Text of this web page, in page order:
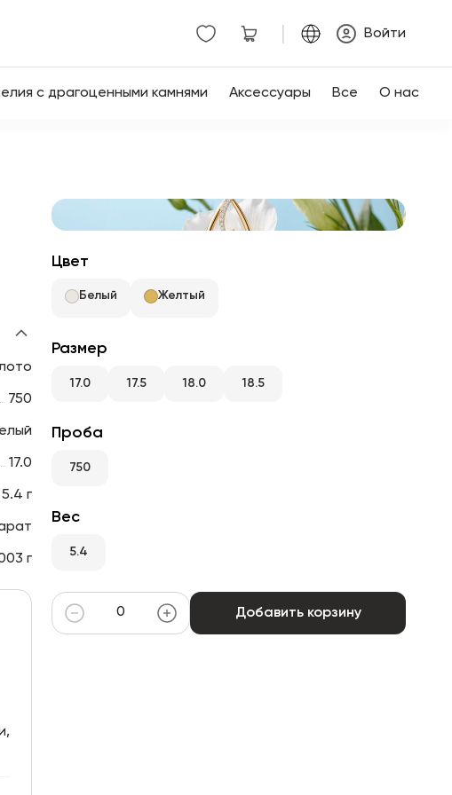
Войти
с драгоценными камнями Аксессуары Все О нас
750
17.0
5.4 г
г
Цвет
Белый Желтый
Размер
17.0 17.5 18.0 18.5
Проба
750
Вес
5.4
Добавить корзину